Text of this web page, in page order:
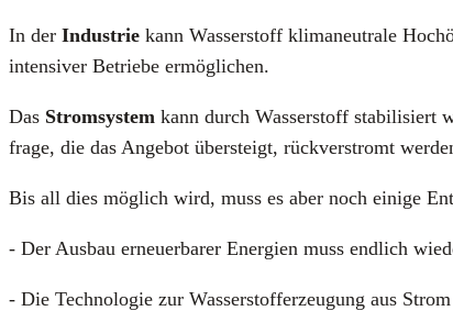
In der Indus­trie kann Was­ser­stoff kli­ma­neu­tra­le
in­ten­si­ver Betrie­be ermög­li­chen.
Das Strom­sys­tem kann durch Was­ser­stoff sta­bi­li­siert
fra­ge, die das Ange­bot über­steigt, rück­ver­stromt
Bis all dies mög­lich wird, muss es aber noch eini­ge
- Der Aus­bau erneu­er­ba­rer Ener­gien muss end­lich
- Die Tech­no­lo­gie zur Was­ser­stoff­er­zeu­gung aus